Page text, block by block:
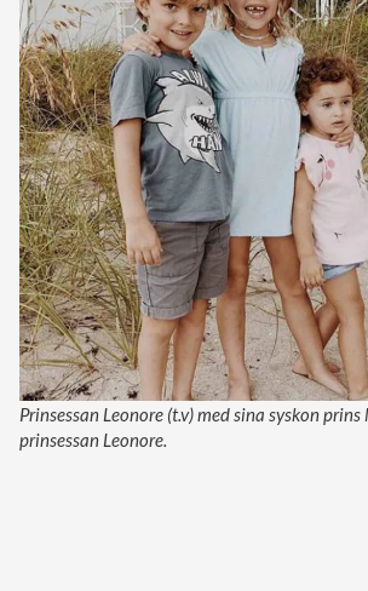
Prinsessan Leonore (t.v) med sina syskon
prinsessan Leonore.